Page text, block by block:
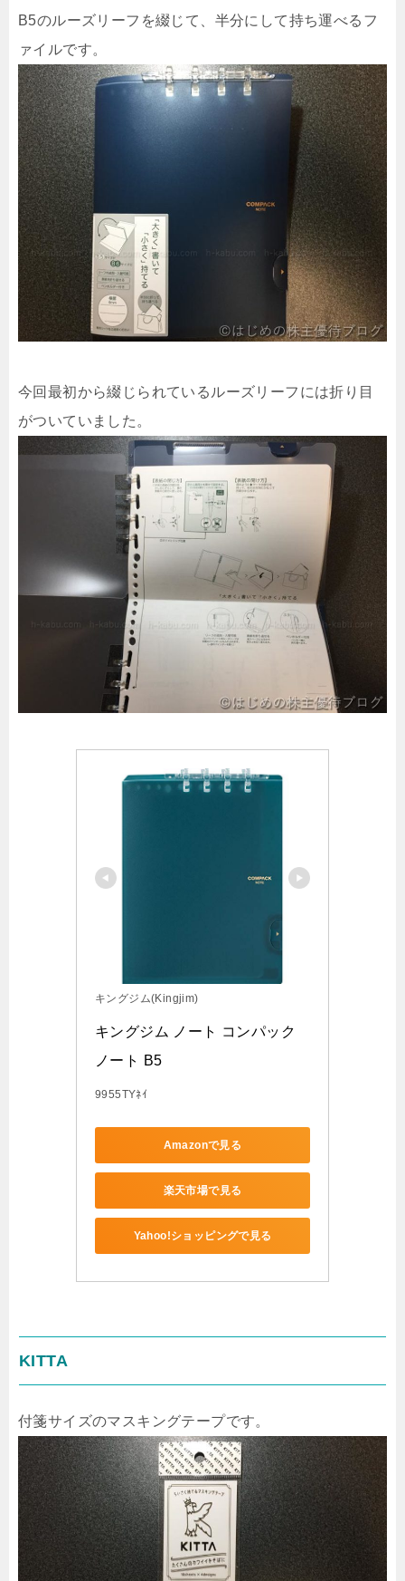
B5のルーズリーフを綴じて、半分にして持ち運べるフ
ァイルです。
今回最初から綴じられているルーズリーフには折り目
がついていました。
キングジム(Kingjim)
キングジム ノート コンパック
ノート B5
9955TYﾈｲ
Amazonで見る
楽天市場で見る
Yahoo!ショッピングで見る
KITTA
付箋サイズのマスキングテープです。